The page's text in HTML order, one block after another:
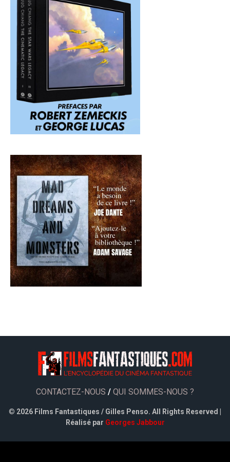
CONTACTEZ-NOUS / QUI SOMMES-NOUS ?
© 2026 Films Fantastiques / Gilles Penso. All Rights Reserved |
Réalisé par Georges Jabbour